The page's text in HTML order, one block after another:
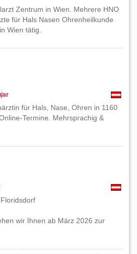
Zentrum in Wien. Mehrere HNO
für Hals Nasen Ohrenheilkunde
Wien tätig.
für Hals, Nase, Ohren in 1160
Termine. Mehrsprachig &
wir Ihnen ab März 2026 zur